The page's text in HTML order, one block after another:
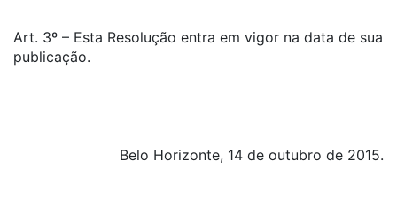
Art. 3º – Esta Resolução entra em vigor na data de sua
publicação.
Belo Horizonte, 14 de outubro de 2015.